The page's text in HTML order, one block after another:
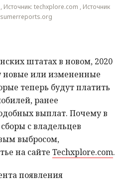
Источник: techxplore.com , Источник
штатах в новом, 2020
новые или измененные
теперь будут платить
ранее
выплат. Почему в
с владельцев
выбросом,
на сайте Techxplore.com.
появления